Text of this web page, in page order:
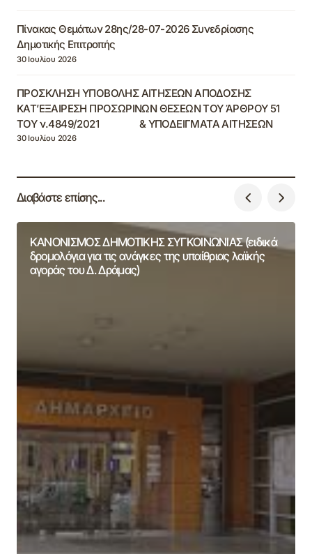
Πίνακας Θεμάτων 28ης/28-07-2026 Συνεδρίασης
Δημοτικής Επιτροπής
30 Ιουλίου 2026
ΠΡΟΣΚΛΗΣΗ ΥΠΟΒΟΛΗΣ ΑΙΤΗΣΕΩΝ ΑΠΟΔΟΣΗΣ
ΚΑΤ’ΕΞΑΙΡΕΣΗ ΠΡΟΣΩΡΙΝΩΝ ΘΕΣΕΩΝ ΤΟΥ ΆΡΘΡΟΥ 51
ΤΟΥ ν.4849/2021 & ΥΠΟΔΕΙΓΜΑΤΑ ΑΙΤΗΣΕΩΝ
30 Ιουλίου 2026
Διαβάστε επίσης...
ΚΑΝΟΝΙΣΜΟΣ ΔΗΜΟΤΙΚΗΣ ΣΥΓΚΟΙΝΩΝΙΑΣ (ειδικά
δρομολόγια για τις ανάγκες της υπαίθριας λαϊκής
αγοράς του Δ. Δράμας)